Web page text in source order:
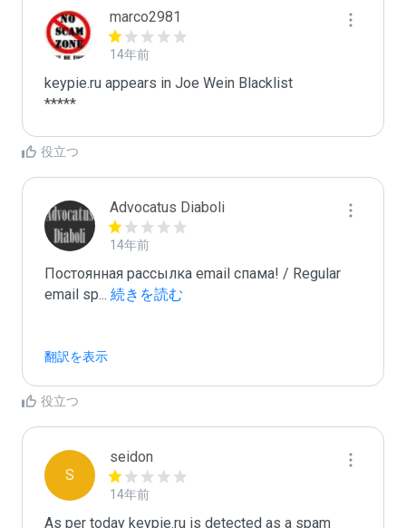
marco2981
14年前
keypie.ru appears in Joe Wein Blacklist
*****
役立つ
Advocatus Diaboli
14年前
Постоянная рассылка email спама! / Regular
email sp... 続きを読む
翻訳を表示
役立つ
S
seidon
14年前
As per today keypie.ru is detected as a spam